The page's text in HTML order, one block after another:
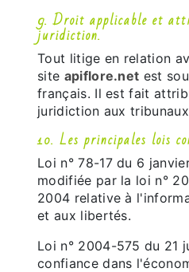
9. Droit applicable et
juridiction.
Tout litige en relation
site apiflore.net est
français. Il est fait
juridiction aux
10. Les principales lois
Loi n° 78-17 du 6
modifiée par la loi n°
2004 relative à
et aux libertés.
Loi n° 2004-575 du 21
confiance dans